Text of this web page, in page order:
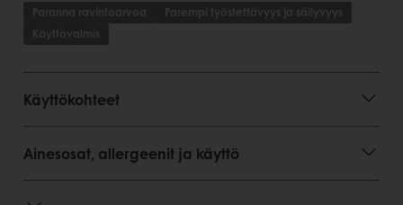
Erinomainen paistonkesto
Pysyy tuotteissa paikallaan paiston aikana
Paranna ravintoarvoa
Parempi työstettävyys ja säilyvyys
Käyttövalmis
Käyttökohteet
Ainesosat, allergeenit ja käyttö